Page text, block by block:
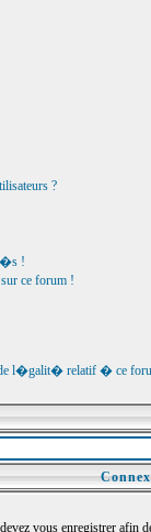
?
!
ce forum !
de l�galit� relatif � ce
vous enregistrer